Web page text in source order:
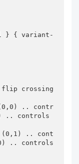
} { variant-
.. controls
.. controls